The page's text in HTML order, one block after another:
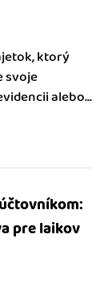
ktorý
svoje
alebo...
pre laikov